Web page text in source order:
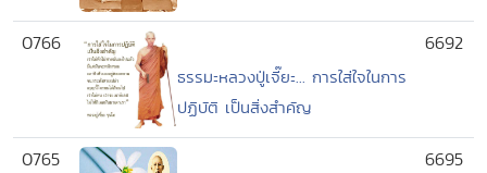
0766
ธรรมะหลวงปู่เจี๊ยะ... การใส่ใจในการ
ปฏิบัติ เป็นสิ่งสำคัญ
6692
0765 6695